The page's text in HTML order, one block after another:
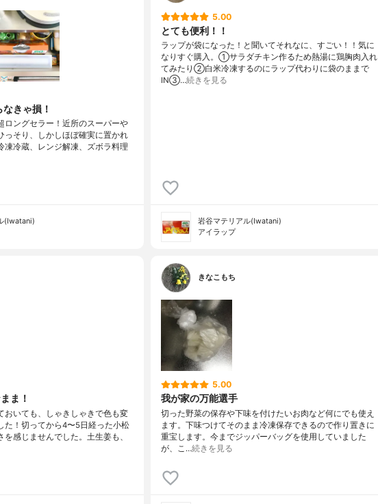
きゃ損！
ロングセラー！近所のスーパーや
っそり、しかしほぼ確実に置かれ
凍冷蔵、レンジ解凍、ズボラ料理
(Iwatani)
5.00
とても便利！！
ラップが袋になった！と聞いてそれなに、すごい！！気に
なりすぐ購入。①サラダチキン作るため熱湯に鶏胸肉入れ
てみたり②白米冷凍するのにラップ代わりに袋のままで
IN③…続きを見る
岩谷マテリアル(Iwatani)
アイラップ
ま！
おいても、しゃきしゃきで色も変
た！切ってから4〜5日経った小松
感じませんでした。土生姜も、
きなこもち
5.00
我が家の万能選手
切った野菜の保存や下味を付けたいお肉など何にでも使え
ます。下味つけてそのまま冷凍保存できるので作り置きに
重宝します。今までジッパーバッグを使用していました
が、こ…続きを見る